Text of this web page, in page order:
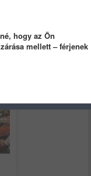
hogy az Ön
mellett – férjenek